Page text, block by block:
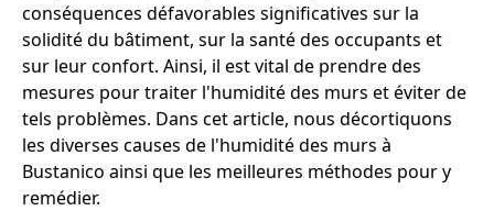
conséquences défavorables significatives sur la
solidité du bâtiment, sur la santé des occupants et
sur leur confort. Ainsi, il est vital de prendre des
mesures pour traiter l'humidité des murs et éviter de
tels problèmes. Dans cet article, nous décortiquons
les diverses causes de l'humidité des murs à
Bustanico ainsi que les meilleures méthodes pour y
remédier.